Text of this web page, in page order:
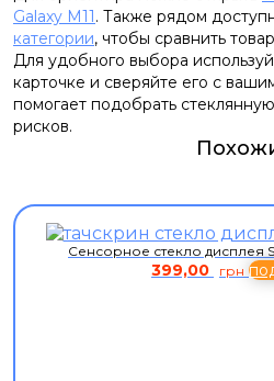
Galaxy M11. Также рядом
категории, чтобы сравнить
Для удобного выбора
карточке и сверяйте его с
помогает подобрать
рисков.
Сенсорное стекло дисплея
399,00 грн